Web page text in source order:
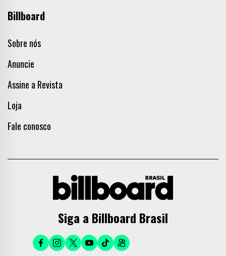
Billboard
Sobre nós
Anuncie
Assine a Revista
Loja
Fale conosco
Siga a Billboard Brasil